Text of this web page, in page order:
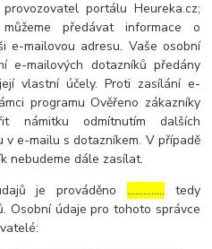
portálu Heureka.cz;
předávat informace o
e-mailovou adresu. Vaše osobní
e-mailových dotazníků předány
vlastní účely. Proti zasílání e-
programu Ověřeno zákazníky
námitku odmítnutím dalších
v e-mailu s dotazníkem. V případě
nebudeme dále zasílat.
je prováděno………….. tedy
Osobní údaje pro tohoto správce